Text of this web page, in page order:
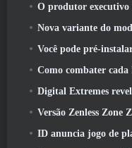
O produtor executivo da STO, Thomas Marrone, e o
Nova variante do modo
Você pode pré-
Como combater cada
Digital Extremes revela o último
Versão Zenless Zone Zero
ID anuncia jogo de plataforma Cosy